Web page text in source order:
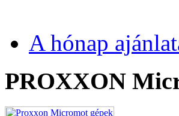
A hónap
PROXXON